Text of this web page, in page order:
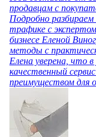
продавцам с
Подробно разбираем
трафике с
бизнесе Еленой
методы с
Елена уверена, что
качественный
преимуществом для